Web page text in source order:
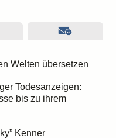
Welten übersetzen
Todesanzeigen:
bis zu ihrem
Kenner